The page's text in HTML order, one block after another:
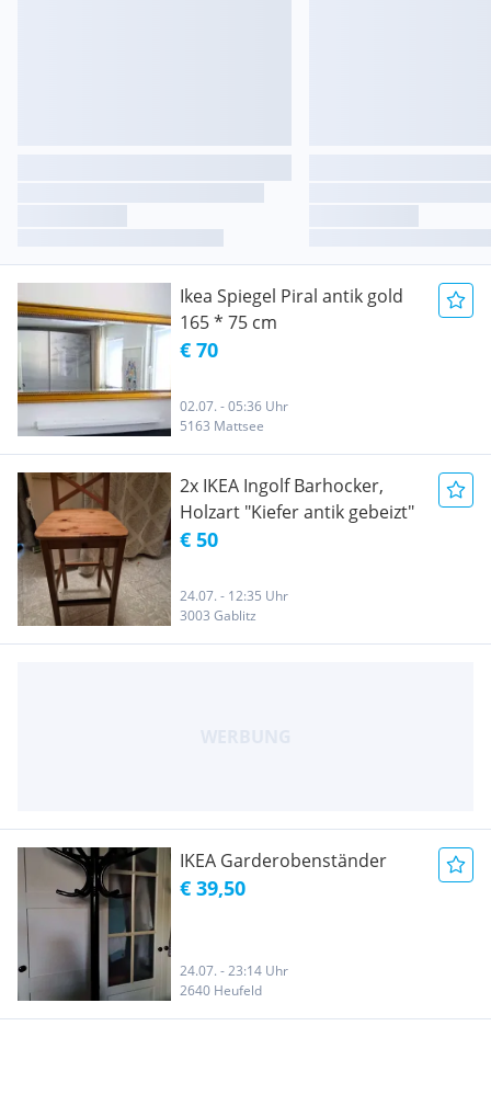
Ikea Spiegel Piral antik gold
165 * 75 cm
€ 70
02.07. - 05:36 Uhr
5163 Mattsee
2x IKEA Ingolf Barhocker,
Holzart "Kiefer antik gebeizt"
€ 50
24.07. - 12:35 Uhr
3003 Gablitz
IKEA Garderobenständer
€ 39,50
24.07. - 23:14 Uhr
2640 Heufeld